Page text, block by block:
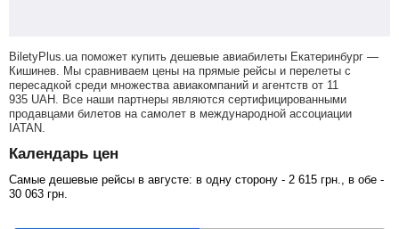
BiletyPlus.ua поможет купить дешевые авиабилеты Екатеринбург —
Кишинев. Мы сравниваем цены на прямые рейсы и перелеты с
пересадкой среди множества авиакомпаний и агентств от 11
935 UAH . Все наши партнеры являются сертифицированными
продавцами билетов на самолет в международной ассоциации
IATAN.
Календарь цен
Самые дешевые рейсы в августе: в одну сторону - 2 615 грн ., в обе -
30 063 грн